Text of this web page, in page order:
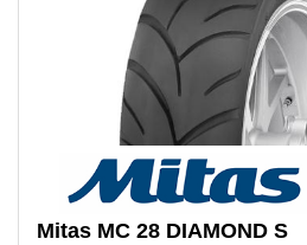
Mitas MC 28 DIAMOND S